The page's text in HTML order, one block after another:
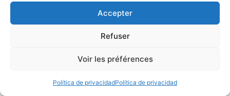
Accepter
Refuser
Voir les préférences
Política de privacidadPolítica de privacidad
Mers&Montagnes, Equipement outdoor pour
BoatingAds, le site d’annonces bateaux